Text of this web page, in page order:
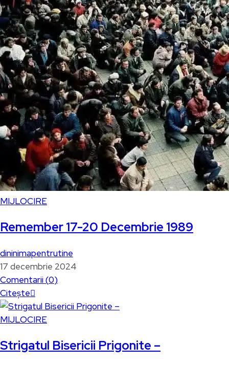
MIJLOCIRE
Remember 17-20 Decembrie 1989
dininimapentrutine
17 decembrie 2024
Comentarii (0)
Citește
MIJLOCIRE
Strigatul Bisericii Prigonite –